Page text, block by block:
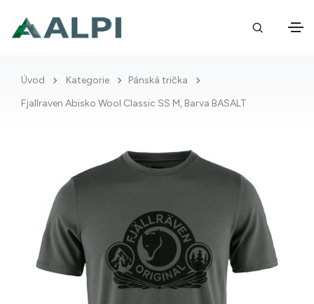
Úvod Kategorie
Pánská trička
Fjallraven Abisko Wool Classic SS M, Barva BASALT